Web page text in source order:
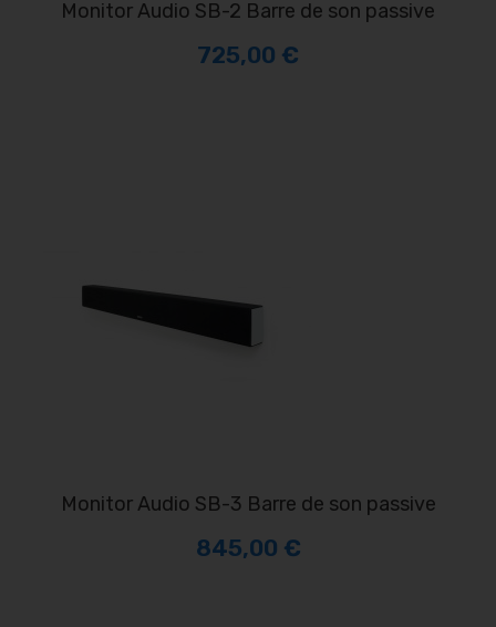
Monitor Audio SB-2 Barre de son passive
725,00 €
Monitor Audio SB-3 Barre de son passive
845,00 €